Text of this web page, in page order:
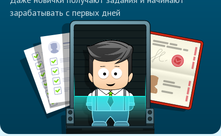
зарабатывать с первых дней